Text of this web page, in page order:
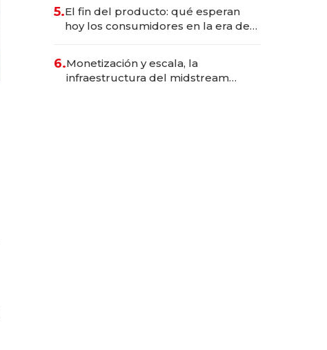
5.El fin del producto: qué esperan
hoy los consumidores en la era de
6.Monetización y escala, la
infraestructura del midstream